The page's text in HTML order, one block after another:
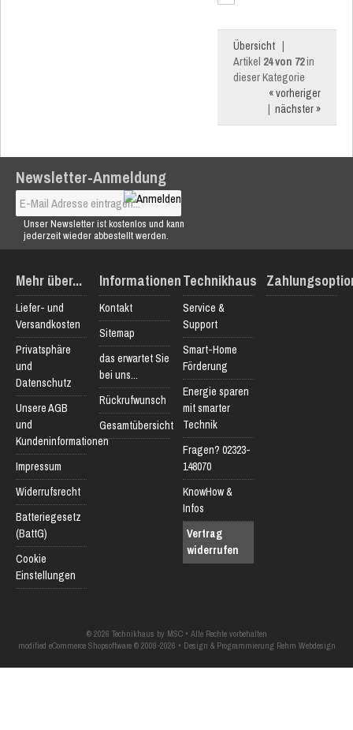
Übersicht |
Artikel 24 von 72in
dieser Kategorie
« vorheriger
| nächster »
Newsletter-Anmeldung
Unser Newsletter ist kostenlos und kann
jederzeit wieder abbestellt werden.
Mehr über...
Liefer- und
Versandkosten
Privatsphäre
und
Datenschutz
Unsere AGB
und
Kundeninformationen
Impressum
Widerrufsrecht
Batteriegesetz
(BattG)
Cookie
Einstellungen
Informationen
Kontakt
Sitemap
das erwartet Sie
bei uns...
Rückrufwunsch
Gesamtübersicht
Technikhaus
Service &
Support
Smart-Home
Förderung
Energie sparen
mit smarter
Technik
Fragen? 02323-
148070
KnowHow &
Infos
Vertrag
widerrufen
© 2026 Technikhaus by MSC • Alle Rechte vorbehalten
modified eCommerce Shopsoftware © 2009-2026 • Design & Programmierung Rehm Webdesign